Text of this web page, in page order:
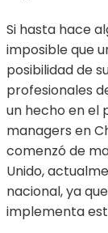
Si hasta hace
imposible que
posibilidad de
profesionales
un hecho en el
managers en
comenzó de
Unido,
nacional, ya
implementa